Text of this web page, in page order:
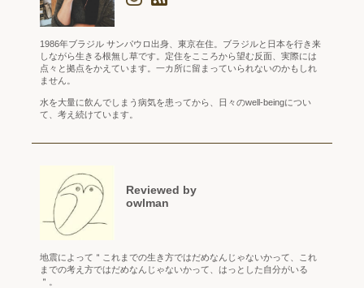
1986年ブラジル サンパウロ出身、東京在住。ブラジルと日本を行き来
しながら生きる根無し草です。定住をこころから望む反面、実際には
点々と拠点をかえています。一カ所に留まっていられないのかもしれ
ません。
水を大量に飲んでしまう病気を患ってから、日々のwell-beingについ
て、考え続けています。
Reviewed by
owlman
地震によって＂これまでの生き方ではだめなんじゃないかって、これ
までの考え方ではだめなんじゃないかって、はっとした自分がいる
＂。